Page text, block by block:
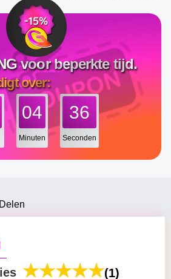
voor beperkte tijd.
over:
04
Minuten
35
Seconden
Delen
(1)